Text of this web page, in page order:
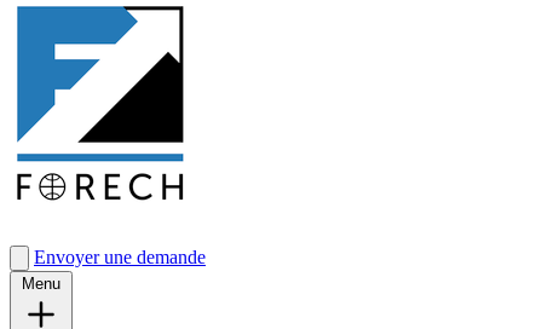
Envoyer une demande